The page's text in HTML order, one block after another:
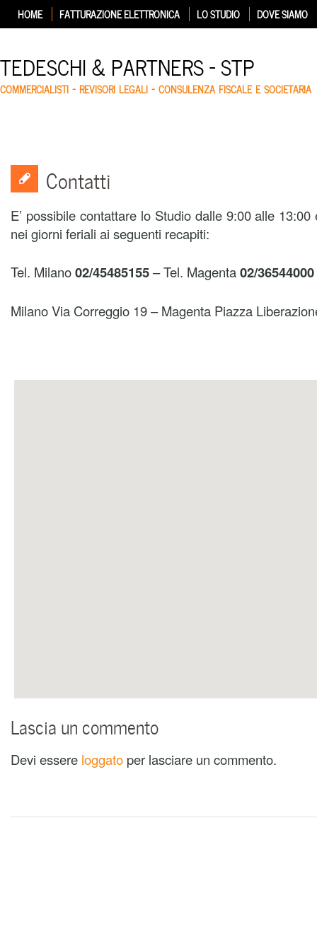
HOME FATTURAZIONE ELETTRONICA LO STUDIO DOVE SIAMO
TEDESCHI & PARTNERS – STP
COMMERCIALISTI – REVISORI LEGALI – CONSULENZA FISCALE E SOCIETARIA
Contatti
E’ possibile contattare lo Studio dalle 9:00 alle
nei giorni feriali ai seguenti recapiti:
Tel. Milano02/45485155– Tel. Magenta02/36544000
Milano Via Correggio 19 – Magenta Piazza
Lascia un commento
Devi essere loggato per lasciare un commento.